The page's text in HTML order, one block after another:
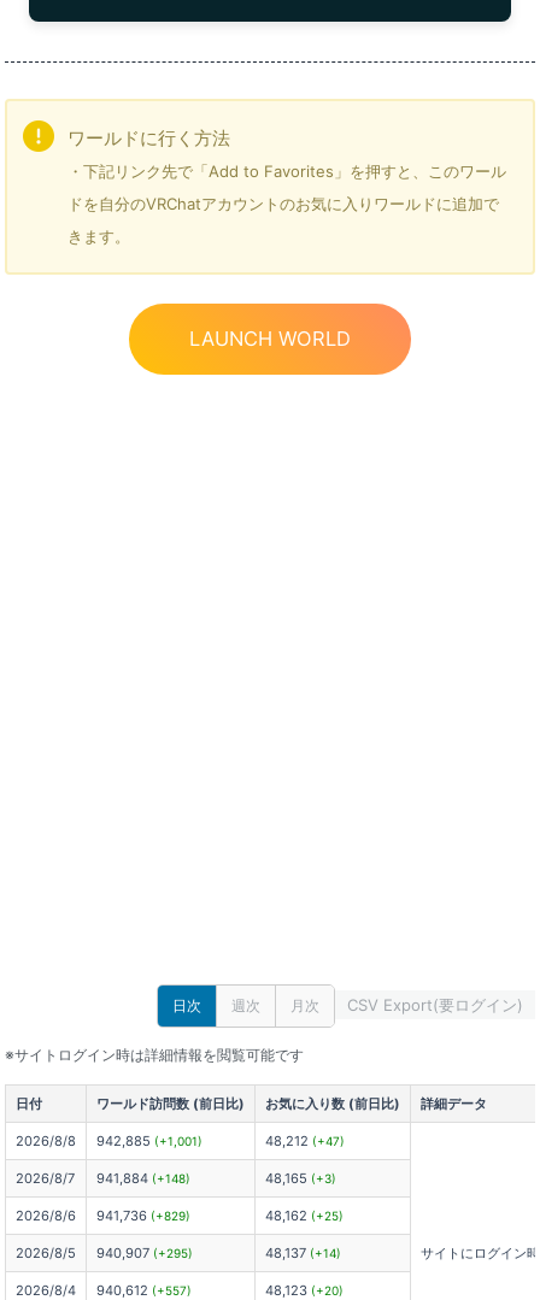
ワールドに行く方法
・下記リンク先で「Add to Favorites」を押すと、このワール
ドを自分のVRChatアカウントのお気に入りワールドに追加で
きます。
LAUNCH WORLD
日次 週次 月次 CSV Export(要ログイン)
※サイトログイン時は詳細情報を閲覧可能です
日付 ワールド訪問数 (前日比) お気に入り数 (前日比) 詳細データ
2026/8/8 942,885 (+1,001) 48,212 (+47)
サイトにログイン
2026/8/7 941,884 (+148) 48,165 (+3)
2026/8/6 941,736 (+829) 48,162 (+25)
2026/8/5 940,907 (+295) 48,137 (+14)
2026/8/4 940,612 (+557) 48,123 (+20)